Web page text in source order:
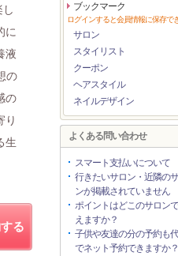
に
液
の
の
り
生
る
ブックマーク
ログインすると会員情報に保存で
サロン
スタイリスト
クーポン
ヘアスタイル
ネイルデザイン
よくある問い合わせ
スマート支払いについて
行きたいサロン・近隣の
ンが掲載されていません
ポイントはどこのサロン
えますか？
子供や友達の分の予約も
でネット予約できますか？